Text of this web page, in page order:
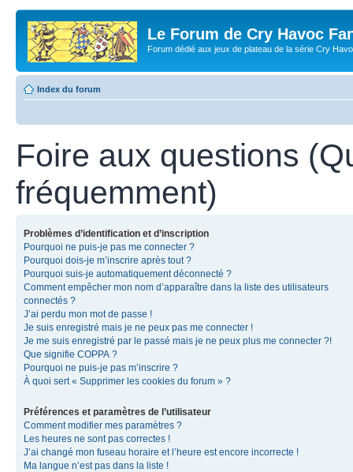
Le Forum de Cry Havoc
Forum dédié aux jeux de plateau de la série Cry
Index du forum
Foire aux questions
fréquemment)
Problèmes d’identification et d’inscription
Pourquoi ne puis-je pas me connecter ?
Pourquoi dois-je m’inscrire après tout ?
Pourquoi suis-je automatiquement déconnecté ?
Comment empêcher mon nom d’apparaître dans la liste des utilisateurs
connectés ?
J’ai perdu mon mot de passe !
Je suis enregistré mais je ne peux pas me connecter !
Je me suis enregistré par le passé mais je ne peux plus me connecter ?!
Que signifie COPPA ?
Pourquoi ne puis-je pas m’inscrire ?
À quoi sert « Supprimer les cookies du forum » ?
Préférences et paramètres de l’utilisateur
Comment modifier mes paramètres ?
Les heures ne sont pas correctes !
J’ai changé mon fuseau horaire et l’heure est encore incorrecte !
Ma langue n’est pas dans la liste !